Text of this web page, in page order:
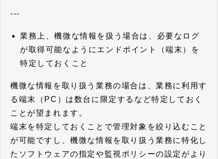
---
業務上、機微な情報を扱う場合は、必要なログ
が取得可能なようにエンドポイント（端末）を
特定しておくこと
機微な情報を取り扱う業務の場合は、業務に利用す
る端末（PC）は数台に限定するなど特定しておく
ことが望まれます。
端末を特定しておくことで管理対象を絞り込むこと
が可能ですし、機微な情報を取り扱う業務に特化し
たソフトウェアの指定や監視ポリシーの設定がより